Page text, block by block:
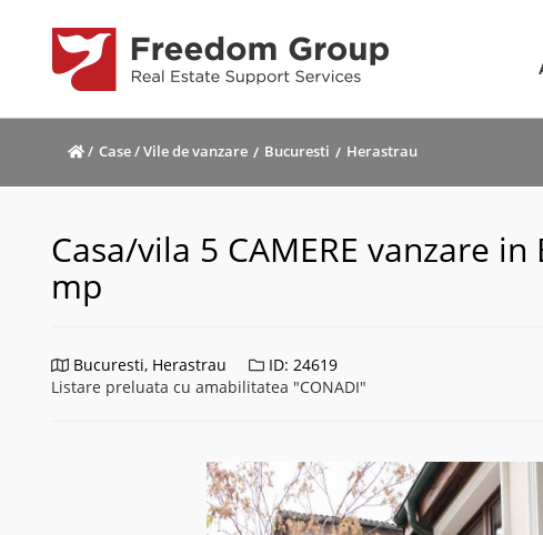
/ Case / Vile de vanzare Bucuresti Herastrau
Casa/vila 5 CAMERE vanzare
mp
Bucuresti, Herastrau
ID: 24619
Listare preluata cu amabilitatea "CONADI"